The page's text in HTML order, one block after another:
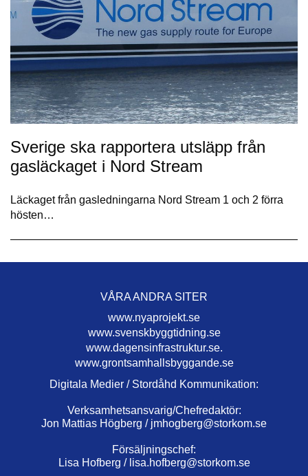
Sverige ska rapportera utsläpp från
gasläckaget i Nord Stream
Läckaget från gasledningarna Nord Stream 1 och 2 förra
hösten…
VÅRA ANDRA SITER
www.nyaprojekt.se
www.svenskbyggtidning.se
www.dagensinfrastruktur.se.
www.grontsamhallsbyggande.se
Digitala Medier / Stordåhd Kommunikation:
Verksamhetsansvarig/Chefredaktör:
Jon Mattias Högberg / jmhogberg@storkom.se
Försäljningschef:
Lisa Hofberg / lisa.hofberg@storkom.se